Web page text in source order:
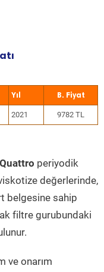
Yıl
2021 9782 TL
periyodik
değerlerinde,
belgesine sahip
filtre gurubundaki
ve onarım